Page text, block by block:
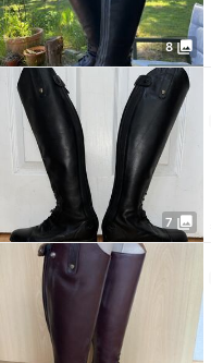
8 photo_library
7 photo_library